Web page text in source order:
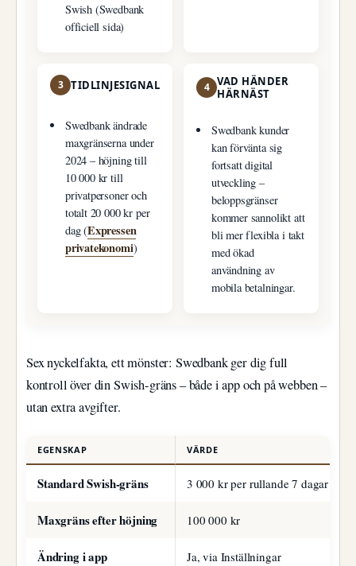
Swish (Swedbank
officiell sida)
3 TIDLINJESIGNAL
Swedbank ändrade
maxgränserna under
2024 – höjning till
10 000 kr till
privatpersoner och
totalt 20 000 kr per
dag (Expressen
privatekonomi)
4 VAD HÄNDER
HÄRNÄST
Swedbank kunder
kan förvänta sig
fortsatt digital
utveckling –
beloppsgränser
kommer sannolikt att
bli mer flexibla i takt
med ökad
användning av
mobila betalningar.
Sex nyckelfakta, ett mönster: Swedbank ger dig full
kontroll över din Swish-gräns – både i app och på webben –
utan extra avgifter.
EGENSKAP VÄRDE
Standard Swish-gräns 3 000 kr per rullande 7 dagar
Maxgräns efter höjning 100 000 kr
Ändring i app Ja, via Inställningar